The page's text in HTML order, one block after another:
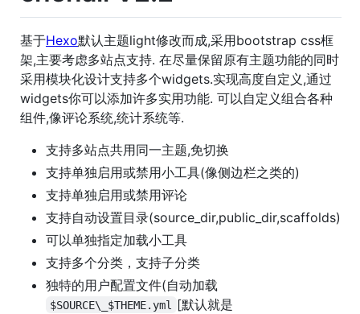
基于Hexo默认主题light修改而成,采用bootstrap css框
架,主要考虑多站点支持. 在尽量保留原有主题功能的同时
采用模块化设计支持多个widgets.实现高度自定义,通过
widgets你可以添加许多实用功能. 可以自定义组合各种
组件,像评论系统,统计系统等.
支持多站点共用同一主题,免切换
支持单独启用或禁用小工具(像侧边栏之类的)
支持单独启用或禁用评论
支持自动设置目录(source_dir,public_dir,scaffolds)
可以单独指定加载小工具
支持多个分类，支持子分类
独特的用户配置文件(自动加载
$SOURCE\_$THEME.yml
[默认就是